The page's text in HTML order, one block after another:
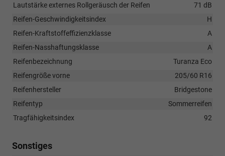
Lautstärke externes Rollgeräusch der Reifen
71 dB
Reifen-Geschwindigkeitsindex
H
Reifen-Kraftstoffeffizienzklasse
A
Reifen-Nasshaftungsklasse
A
Reifenbezeichnung
Turanza Eco
Reifengröße vorne
205/60 R16
Reifenhersteller
Bridgestone
Reifentyp
Sommerreifen
Tragfähigkeitsindex
92
Sonstiges